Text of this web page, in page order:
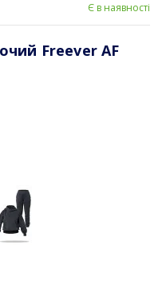
Є в наявності
Freever AF